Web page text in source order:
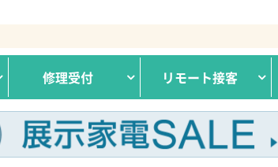
修理受付 リモート接客